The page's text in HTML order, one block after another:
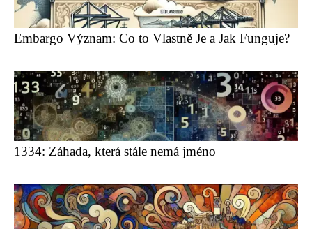
Embargo Význam: Co to Vlastně Je a Jak Funguje?
1334: Záhada, která stále nemá jméno